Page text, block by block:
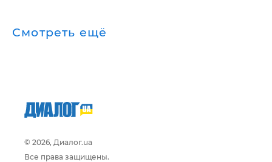
Смотреть ещё
© 2026, Диалог.ua
Все права защищены.